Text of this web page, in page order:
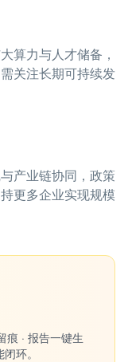
算力与人才储备，
关注长期可持续发
产业链协同，政策
更多企业实现规模
痕 · 报告一键生
环。